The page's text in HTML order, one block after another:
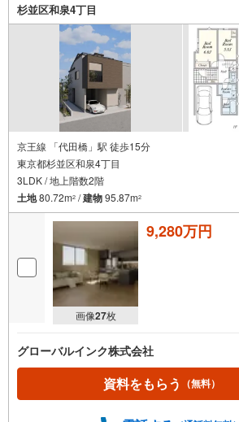
杉並区和泉4丁目
京王線 「代田橋」駅 徒歩15分
東京都杉並区和泉4丁目
3LDK / 地上階数2階
土地80.72m2 /建物95.87m2
画像27枚
9,280万円
グローバルインク株式会社
資料をもらう （無料）